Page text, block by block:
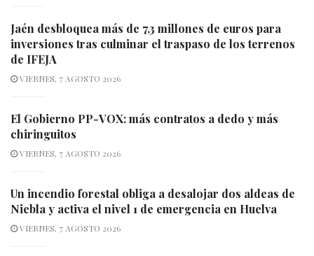
Jaén desbloquea más de 7,3 millones de euros para
inversiones tras culminar el traspaso de los terrenos
de IFEJA
VIERNES, 7 AGOSTO 2026
El Gobierno PP-VOX: más contratos a dedo y más
chiringuitos
VIERNES, 7 AGOSTO 2026
Un incendio forestal obliga a desalojar dos aldeas de
Niebla y activa el nivel 1 de emergencia en Huelva
VIERNES, 7 AGOSTO 2026